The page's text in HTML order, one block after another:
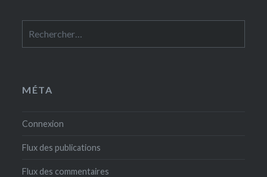
MÉTA
Connexion
Flux des publications
Flux des commentaires